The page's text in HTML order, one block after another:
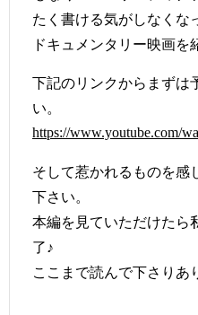
たく書ける気がしなくな
ドキュメンタリー映画を
下記のリンクからまずは
い。
https://www.youtube.com/
そして惹かれるものを感
下さい。
本編を見ていただけたら
了♪
ここまで読んで下さりあ